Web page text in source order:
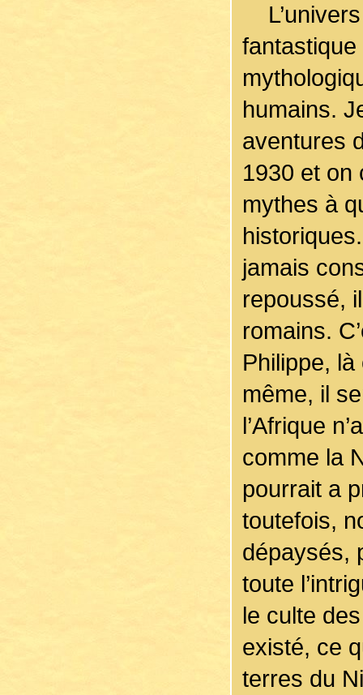
humains.
aventures
1930 et on
mythes à
jamais
repoussé,
romains.
Philippe,
même, il
l’Afrique
comme la
pourrait a
toutefois,
dépaysés,
toute
le culte
existé, ce
terres du